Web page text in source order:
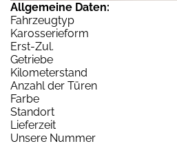
Allgemeine Daten:
Fahrzeugtyp
Karosserieform
Erst-Zul.
Getriebe
Kilometerstand
Anzahl der Türen
Farbe
Standort
Lieferzeit
Unsere Nummer